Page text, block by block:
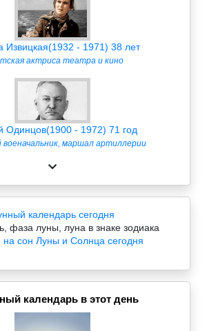
Извицкая(1932 - 1971) 38 лет
актриса театра и кино
Одинцов(1900 - 1972) 71 год
военачальник, маршал артиллерии
календарь сегодня
фаза луны, луна в знаке зодиака
на сон Луны и Солнца сегодня
календарь в этот день